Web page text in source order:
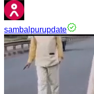
sambalpurupdate